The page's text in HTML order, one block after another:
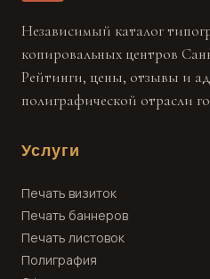
Независимый каталог
копировальных центров
Рейтинги, цены, отзывы и
полиграфической отрасли
Услуги
Печать визиток
Печать баннеров
Печать листовок
Полиграфия